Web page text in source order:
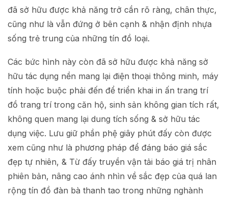
đã sở hữu được khả năng trở cần rõ ràng, chân thực,
cũng như là vẫn đứng ở bên cạnh & nhận định nhựa
sống trẻ trung của những tín đồ loại.
Các bức hình này còn đã sở hữu được khả năng sở
hữu tác dụng nền mang lại điện thoại thông minh, máy
tính hoặc buộc phải đến để triển khai in ấn trang trí
đồ trang trí trong căn hộ, sinh sản không gian tích rất,
không quen mang lại dung tích sống & sở hữu tác
dụng việc. Lưu giữ phần phệ giây phút đấy còn được
xem cũng như là phương pháp để đáng báo giá sắc
đẹp tự nhiên, & Từ đấy truyền vận tải báo giá trị nhân
phiên bản, nâng cao ánh nhìn về sắc đẹp của quá lan
rộng tín đồ đàn bà thanh tao trong những nghành